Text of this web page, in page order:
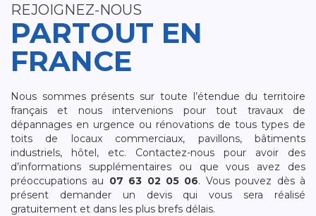
REJOIGNEZ-NOUS
PARTOUT EN
FRANCE
Nous sommes présents sur toute l’étendue du territoire
français et nous intervenions pour tout travaux de
dépannages en urgence ou rénovations de tous types de
toits de locaux commerciaux, pavillons, bâtiments
industriels, hôtel, etc. Contactez-nous pour avoir des
d’informations supplémentaires ou que vous avez des
préoccupations au 07 63 02 05 06. Vous pouvez dès à
présent demander un devis qui vous sera réalisé
gratuitement et dans les plus brefs délais.